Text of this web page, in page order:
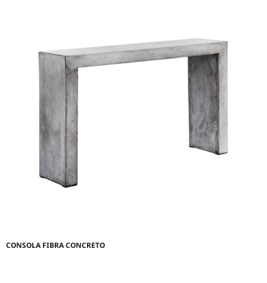
CONSOLA FIBRA CONCRETO